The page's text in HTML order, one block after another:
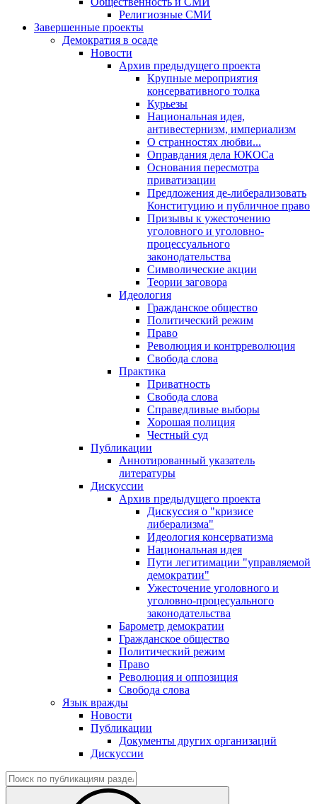
Религиозные СМИ
Завершенные проекты
Демократия в осаде
Новости
Архив предыдущего проекта
Крупные мероприятия
консервативного толка
Курьезы
Национальная идея,
антивестернизм, империализм
О странностях любви...
Оправдания дела ЮКОСа
Основания пересмотра
приватизации
Предложения де-либерализовать
Конституцию и публичное право
Призывы к ужесточению
уголовного и уголовно-
процессуального
законодательства
Символические акции
Теории заговора
Идеология
Гражданское общество
Политический режим
Право
Революция и контрреволюция
Свобода слова
Практика
Приватность
Свобода слова
Справедливые выборы
Хорошая полиция
Честный суд
Публикации
Аннотированный указатель
литературы
Дискуссии
Архив предыдущего проекта
Дискуссия о "кризисе
либерализма"
Идеология консерватизма
Национальная идея
Пути легитимации "управляемой
демократии"
Ужесточение уголовного и
уголовно-процесуального
законодательства
Барометр демократии
Гражданское общество
Политический режим
Право
Революция и оппозиция
Свобода слова
Язык вражды
Новости
Публикации
Документы других организаций
Дискуссии